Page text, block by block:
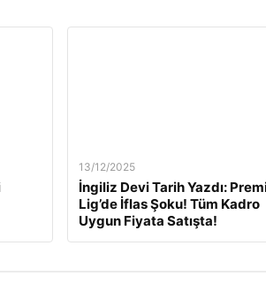
13/12/2025
İngiliz Devi Tarih Yazdı:
Lig’de İflas Şoku! Tüm Kadro
Uygun Fiyata Satışta!